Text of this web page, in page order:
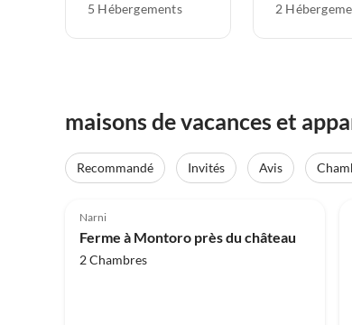
5 Hébergements 2
maisons de vacances et
Recommandé Invités Avis
Narni
Ferme à Montoro près du château
2 Chambres